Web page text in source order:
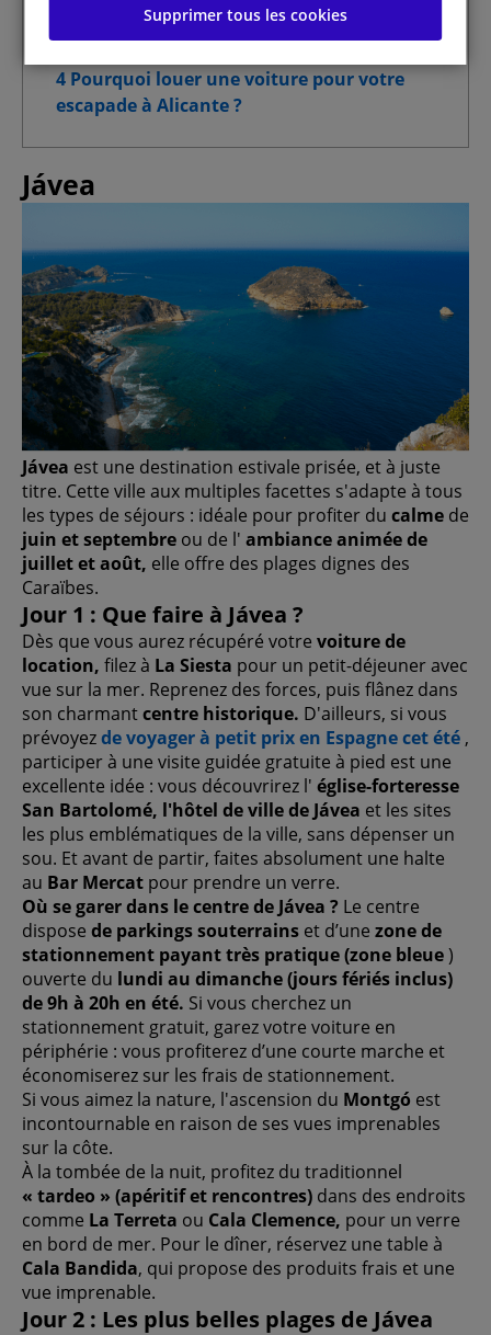
3.2 Jour 2 : Les plus belles plages d’Altea
4 Pourquoi louer une voiture pour votre
escapade à Alicante ?
Jávea
Jávea est une destination estivale prisée, et à juste
titre. Cette ville aux multiples facettes s'adapte à tous
les types de séjours : idéale pour profiter du calme de
juin et septembre ou de l' ambiance animée de
juillet et août, elle offre des plages dignes des
Caraïbes.
Jour 1 : Que faire à Jávea ?
Dès que vous aurez récupéré votre voiture de
location, filez à La Siesta pour un petit-déjeuner avec
vue sur la mer. Reprenez des forces, puis flânez dans
son charmantcentre historique. D'ailleurs, si vous
prévoyezde voyager à petit prix en Espagne cet été ,
participer à une visite guidée gratuite à pied est une
excellente idée : vous découvrirez l' église-forteresse
San Bartolomé, l'hôtel de ville de Jávea et les sites
les plus emblématiques de la ville, sans dépenser un
sou. Et avant de partir, faites absolument une halte
au Bar Mercat pour prendre un verre.
Où se garer dans le centre de Jávea ? Le centre
dispose de parkings souterrains et d’une zone de
stationnement payant très pratique (zone bleue)
ouverte du lundi au dimanche (jours fériés inclus)
de 9h à 20h en été. Si vous cherchez un
stationnement gratuit, garez votre voiture en
périphérie : vous profiterez d’une courte marche et
économiserez sur les frais de stationnement.
Si vous aimez la nature, l'ascension du Montgó est
incontournable en raison de ses vues imprenables
sur la côte.
À la tombée de la nuit, profitez du traditionnel
« tardeo » (apéritif et rencontres) dans des endroits
comme La Terreta ou Cala Clemence, pour un verre
en bord de mer. Pour le dîner, réservez une table à
Cala Bandida, qui propose des produits frais et une
vue imprenable.
Jour 2 : Les plus belles plages de Jávea
Supprimer tous les cookies
Cookies strictement nécessaires Toujours actif
Cookies de performance
Cookies pour une publicité ciblée
Confirmer la sélection
Tout autoriser